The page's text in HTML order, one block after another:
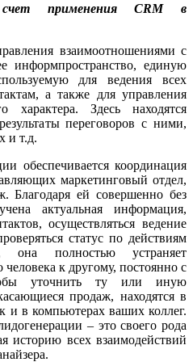
применения CRM в
взаимоотношениями с
информпространство, единую
для ведения всех
а также для управления
характера. Здесь находятся
переговоров с ними,
и т.д.
обеспечивается координация
маркетинговый отдел,
Благодаря ей совершенно без
актуальная информация,
осуществляться ведение
статус по действиям
полностью устраняет
человека к другому, постоянно с
уточнить ту или иную
продаж, находятся в
и в компьютерах ваших коллег.
– это своего рода
историю всех взаимодействий